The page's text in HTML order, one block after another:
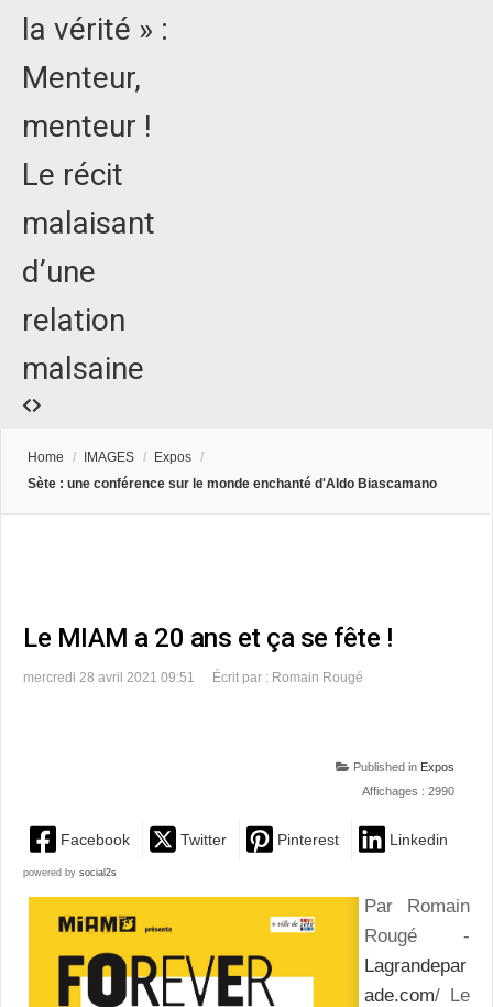
la vérité » :
Menteur,
menteur !
Le récit
malaisant
d’une
relation
malsaine
Home / IMAGES / Expos /
Sète : une conférence sur le monde enchanté d'Aldo Biascamano
Le MIAM a 20 ans et ça se fête !
mercredi 28 avril 2021 09:51 Écrit par : Romain Rougé
Published in Expos
Affichages : 2990
Facebook Twitter Pinterest Linkedin
powered by social2s
Par Romain
Rougé -
Lagrandepar
ade.com/ Le